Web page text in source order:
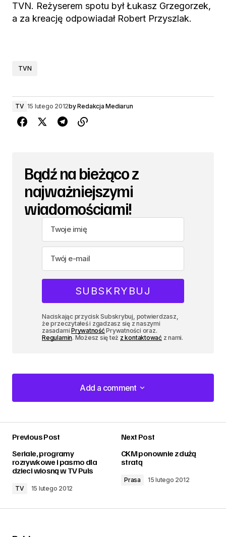
TVN. Reżyserem spotu był Łukasz Grzegorzek,
a za kreację odpowiadał Robert Przyszlak.
TVN
TV 15 lutego 2012byRedakcja Mediarun
Bądź na bieżąco z
najważniejszymi
wiadomościami!
Naciskając przycisk Subskrybuj, potwierdzasz,
że przeczytałeś i zgadzasz się z naszymi
zasadamiPrywatnośćPrywatności oraz.
Regulamin. Możesz się też z kontaktowaćz nami.
Add a comment
Add a comment
Previous Post
Seriale, programy
rozrywkowe i pasmo dla
dzieci wiosną w TV Puls
TV 15 lutego 2012
Next Post
CKM ponownie z dużą
stratą
Prasa 15 lutego 2012